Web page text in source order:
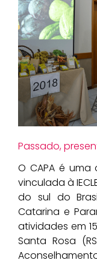
Passado,
O CAPA é
vinculada à
do sul do
Catarina e
atividades em
Santa Rosa